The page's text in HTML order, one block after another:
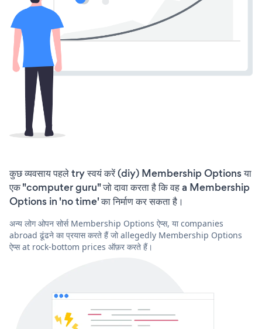
कुछ व्यवसाय पहले try स्वयं करें (diy) Membership Options या
एक "computer guru" जो दावा करता है कि वह a Membership
Options in 'no time' का निर्माण कर सकता है।
अन्य लोग ओपन सोर्स Membership Options ऐप्स, या companies
abroad ढूंढने का प्रयास करते हैं जो allegedly Membership Options
ऐप्स at rock-bottom prices ऑफ़र करते हैं।